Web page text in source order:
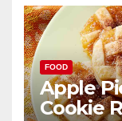
FOOD
Apple
Cookie